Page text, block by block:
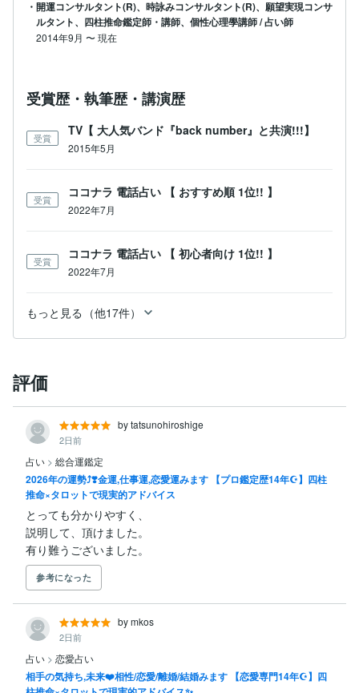
・開運コンサルタント(R)、時詠みコンサルタント(R)、願望実現コンサ
ルタント、四柱推命鑑定師・講師、個性心理學講師 / 占い師
2014年9月 〜現在
受賞歴・執筆歴・講演歴
受賞
TV【 大人気バンド『back number』と共演!!!】
2015年5月
受賞
ココナラ 電話占い 【 おすすめ順 1位!! 】
2022年7月
受賞
ココナラ 電話占い 【 初心者向け 1位!! 】
2022年7月
もっと見る（他17件）
評価
by tatsunohiroshige
2日前
占い > 総合運鑑定
2026年の運勢⤴︎❣️金運,仕事運,恋愛運みます 【プロ鑑定歴14年☪️】四柱
推命×タロットで現実的アドバイス
とっても分かりやすく、
説明して、頂けました。
有り難うございました。
参考になった
by mkos
2日前
占い > 恋愛占い
相手の気持ち,未来❤️相性/恋愛/離婚/結婚みます 【恋愛専門14年☪️】四